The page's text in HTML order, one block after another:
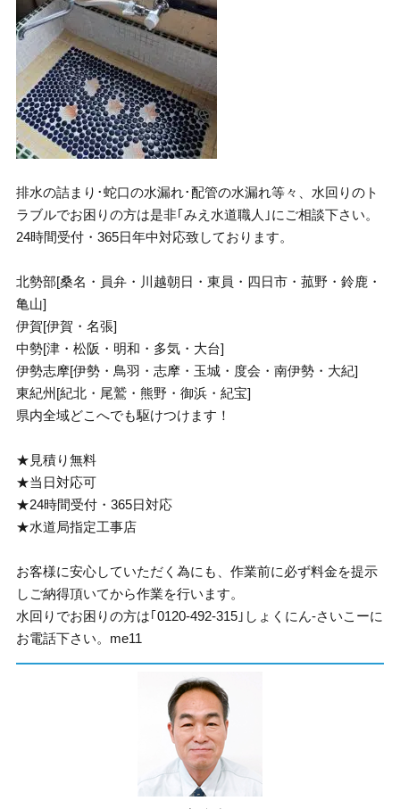
排水の詰まり･蛇口の水漏れ･配管の水漏れ等々、水回りのト
ラブルでお困りの方は是非｢みえ水道職人｣にご相談下さい。
24時間受付・365日年中対応致しております。
北勢部[桑名・員弁・川越朝日・東員・四日市・菰野・鈴鹿・
亀山]
伊賀[伊賀・名張]
中勢[津・松阪・明和・多気・大台]
伊勢志摩[伊勢・鳥羽・志摩・玉城・度会・南伊勢・大紀]
東紀州[紀北・尾鷲・熊野・御浜・紀宝]
県内全域どこへでも駆けつけます！
★見積り無料
★当日対応可
★24時間受付・365日対応
★水道局指定工事店
お客様に安心していただく為にも、作業前に必ず料金を提示
しご納得頂いてから作業を行います。
水回りでお困りの方は｢0120-492-315｣しょくにん-さいこーに
お電話下さい。me11